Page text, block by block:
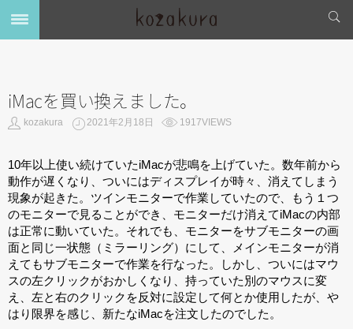
iMacを買い換えました。
kozakura 2021年2月18日 1917VIEWS
10年以上使い続けていたiMacが悲鳴を上げていた。数年前から
動作が遅くなり、ついにはディスプレイが時々、消えてしまう
現象が起きた。ツインモニターで作業していたので、もう１つ
のモニターで見ることができ、モニターだけ消えてiMacの内部
は正常に動いていた。それでも、モニターをサブモニターの画
面と同じ一状態（ミラーリング）にして、メインモニターが消
えてもサブモニターで作業を行なった。しかし、ついにはマウ
スの左クリックがおかしくなり、持っていた別のマウスに変
え、左と右のクリックを反対に設定して何とか使用したが、や
はり限界を感じ、新たなiMacを注文したのでした。